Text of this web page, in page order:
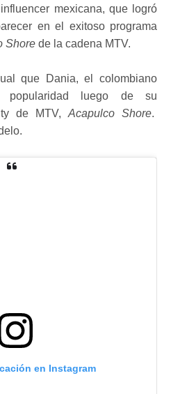
mexicana, que logró
en el exitoso programa
Shore de la cadena MTV.
que Dania, el colombiano
popularidad luego de su
de MTV, Acapulco Shore.
en Instagram